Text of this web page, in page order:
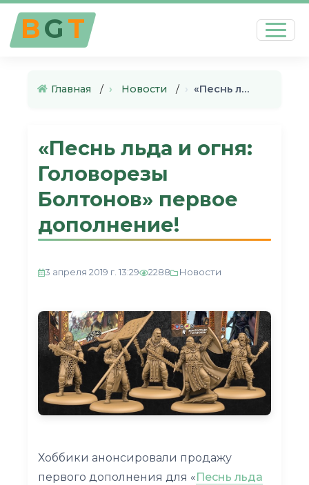
BGT
Главная › Новости › «Песнь льда и огня: Головорез…
«Песнь льда и огня:
Головорезы
Болтонов» первое
дополнение!
3 апреля 2019 г. 13:29 2288 Новости
Хоббики анонсировали продажу
первого дополнения для «Песнь льда